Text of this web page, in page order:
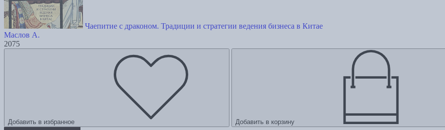
Чаепитие с драконом. Традиции и стратегии ведения бизнеса в Китае
Маслов А.
2075
Добавить в избранное Добавить в корзину